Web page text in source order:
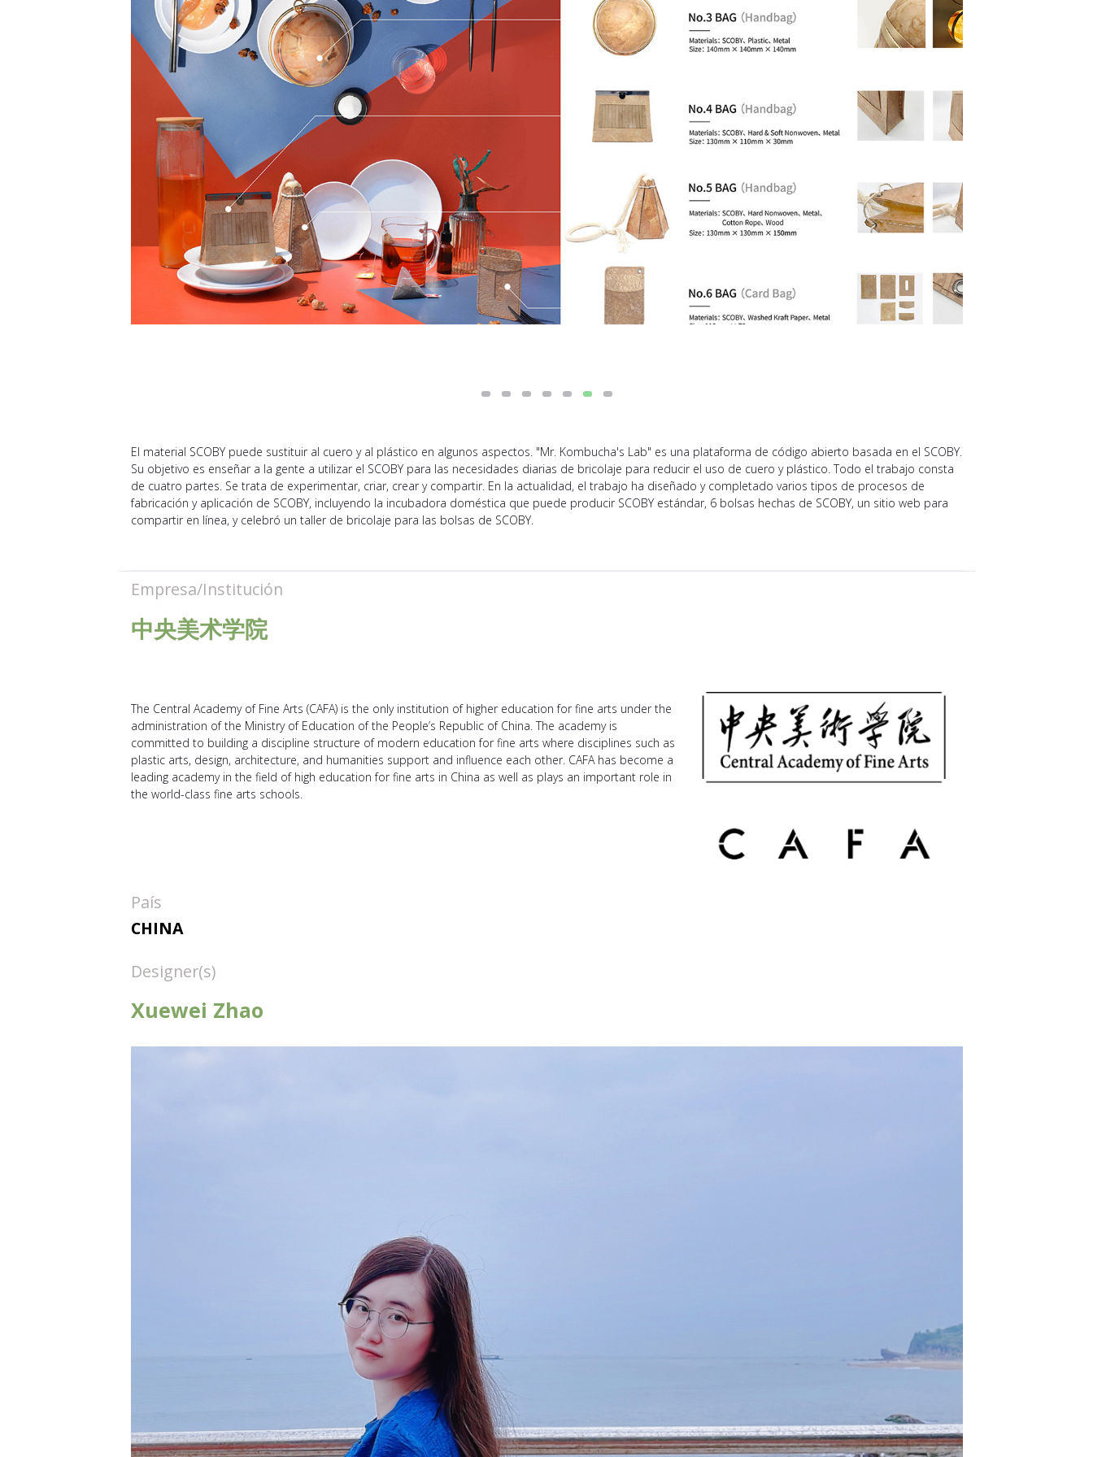
El material SCOBY puede sustituir al cuero y al plástico en algunos aspectos. "Mr. Kombucha's Lab" es una plataforma de código abierto basada en el SCOBY.
Su objetivo es enseñar a la gente a utilizar el SCOBY para las necesidades diarias de bricolaje para reducir el uso de cuero y plástico. Todo el trabajo consta
de cuatro partes. Se trata de experimentar, criar, crear y compartir. En la actualidad, el trabajo ha diseñado y completado varios tipos de procesos de
fabricación y aplicación de SCOBY, incluyendo la incubadora doméstica que puede producir SCOBY estándar, 6 bolsas hechas de SCOBY, un sitio web para
compartir en línea, y celebró un taller de bricolaje para las bolsas de SCOBY.
Empresa/Institución
中央美术学院
The Central Academy of Fine Arts (CAFA) is the only institution of higher education for fine arts under the
administration of the Ministry of Education of the People’s Republic of China. The academy is
committed to building a discipline structure of modern education for fine arts where disciplines such as
plastic arts, design, architecture, and humanities support and influence each other. CAFA has become a
leading academy in the field of high education for fine arts in China as well as plays an important role in
the world-class fine arts schools.
País
CHINA
Designer(s)
Xuewei Zhao